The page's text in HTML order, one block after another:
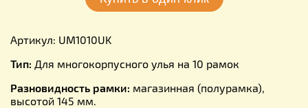
Артикул: UM1010UK
Тип: Для многокорпусного улья на 10 рамок
Разновидность рамки: магазинная (полурамка),
высотой 145 мм.